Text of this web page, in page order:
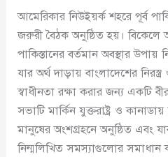
আমেরিকার নিউইয়র্ক শহরে পূর্ব
জরুরী বৈঠক অনুষ্ঠিত হয়। বিকেলে
পাকিস্তানের বর্তমান অবস্থার
যার অর্থ দাড়ায় বাংলাদেশের
স্বাধীনতা রক্ষা করার জন্য একটি
সভাটি মার্কিন যুক্তরাষ্ট্র ও
মানুষের অংশগ্রহনে অনুষ্ঠিত এবং
নিন্মলিখিত সমস্যাগুলোর সমাধান